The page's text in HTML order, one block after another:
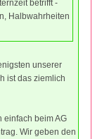
betrifft -
Halbwahrheiten
unserer
ist das ziemlich
einfach beim AG
Wir geben den